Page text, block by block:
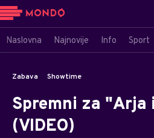
Naslovna Najnovije Info Sport
Zabava Showtime
Spremni za "Arja
(VIDEO)